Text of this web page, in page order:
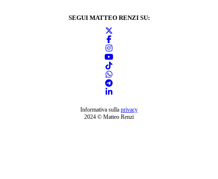
SEGUI MATTEO RENZI SU:
Informativa sulla privacy
2024 © Matteo Renzi